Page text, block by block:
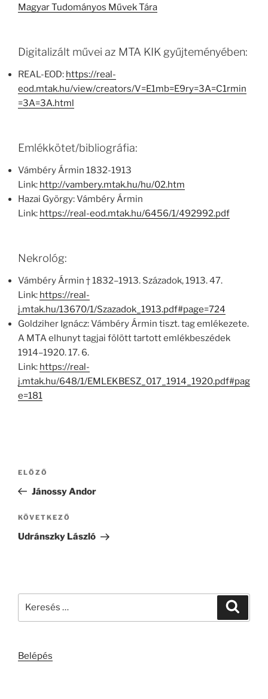
Magyar Tudományos Művek Tára
Digitalizált művei az MTA KIK gyűjteményében:
REAL-EOD: https://real-
eod.mtak.hu/view/creators/V=E1mb=E9ry=3A=C1rmin
=3A=3A.html
Emlékkötet/bibliográfia:
Vámbéry Ármin 1832-1913
Link: http://vambery.mtak.hu/hu/02.htm
Hazai György: Vámbéry Ármin
Link: https://real-eod.mtak.hu/6456/1/492992.pdf
Nekrológ:
Vámbéry Ármin † 1832–1913. Századok, 1913. 47.
Link: https://real-
j.mtak.hu/13670/1/Szazadok_1913.pdf#page=724
Goldziher Ignácz: Vámbéry Ármin tiszt. tag emlékezete.
A MTA elhunyt tagjai fölött tartott emlékbeszédek
1914–1920. 17. 6.
Link: https://real-
j.mtak.hu/648/1/EMLEKBESZ_017_1914_1920.pdf#pag
e=181
Bejegyzés
Korábbi
bejegyzés
ELŐZŐ
Jánossy Andor
Következő
bejegyzés
KÖVETKEZŐ
Udránszky László
Belépés